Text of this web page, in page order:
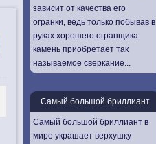
зависит от качества его
огранки, ведь только побывав в
руках хорошего огранщика
камень приобретает так
называемое сверкание...
Самый большой бриллиант
Самый большой бриллиант в
мире украшает верхушку